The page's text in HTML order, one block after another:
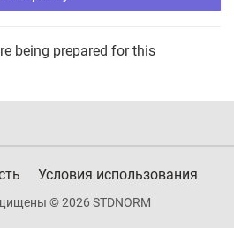
being prepared for this
Условия использования
© 2026 STDNORM